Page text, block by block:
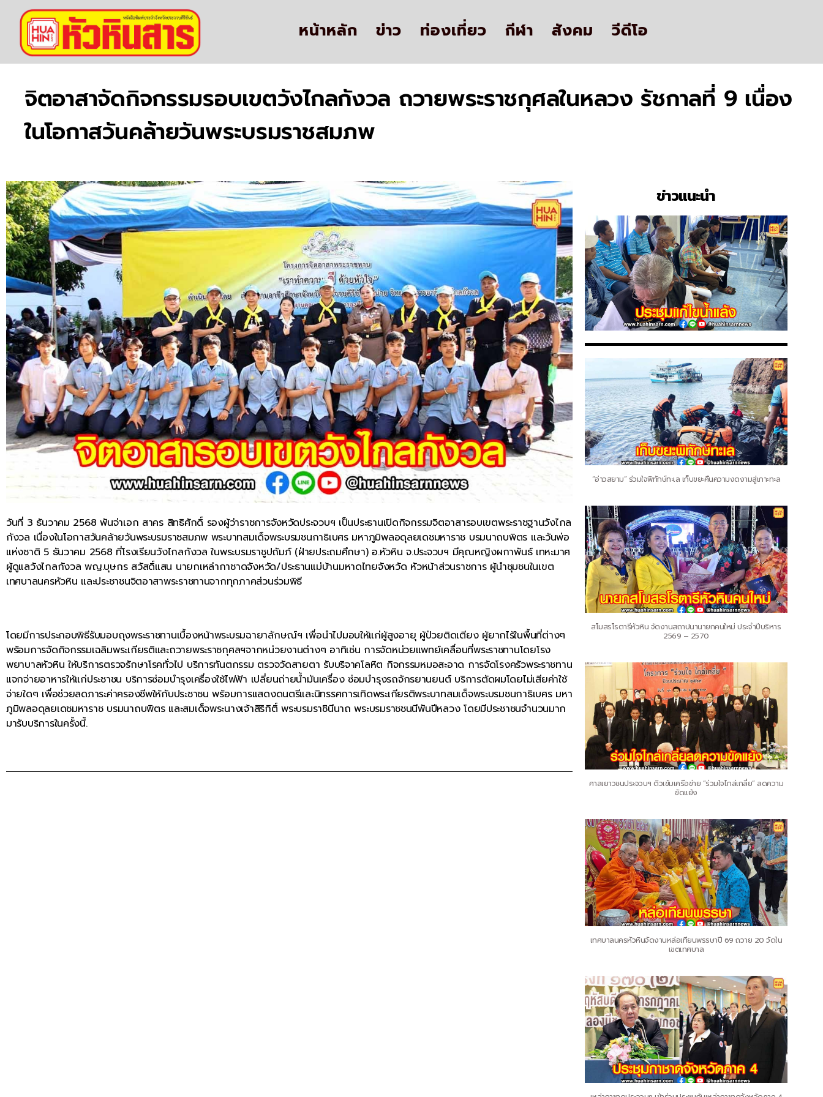
หน้าหลัก ข่าว ท่องเที่ยว กีฬา สังคม วีดีโอ
จิตอาสาจัดกิจกรรมรอบเขตวังไกลกังวล ถวายพระราชกุศลในหลวง รัชกาลที่ 9 เนื่อง
ในโอกาสวันคล้ายวันพระบรมราชสมภพ
วันที่ 3 ธันวาคม 2568 พันจ่าเอก สาคร สิทธิศักดิ์ รองผู้ว่าราชการจังหวัดประจวบฯ เป็นประธานเปิดกิจกรรมจิตอาสารอบเขตพระราชฐานวังไกล
กังวล เนื่องในโอกาสวันคล้ายวันพระบรมราชสมภพ พระบาทสมเด็จพระบรมชนกาธิเบศร มหาภูมิพลอดุลยเดชมหาราช บรมนาถบพิตร และวันพ่อ
แห่งชาติ 5 ธันวาคม 2568 ที่โรงเรียนวังไกลกังวล ในพระบรมราชูปถัมภ์ (ฝ่ายประถมศึกษา) อ.หัวหิน จ.ประจวบฯ มีคุณหญิงผกาพันธ์ เทหะมาศ
ผู้ดูแลวังไกลกังวล พญ.บุษกร สวัสดิ์แสน นายกเหล่ากาชาดจังหวัด/ประธานแม่บ้านมหาดไทยจังหวัด หัวหน้าส่วนราชการ ผู้นำชุมชนในเขต
เทศบาลนครหัวหิน และประชาชนจิตอาสาพระราชทานจากทุกภาคส่วนร่วมพิธี
โดยมีการประกอบพิธีรับมอบถุงพระราชทานเบื้องหน้าพระบรมฉายาลักษณ์ฯ เพื่อนำไปมอบให้แก่ผู้สูงอายุ ผู้ป่วยติดเตียง ผู้ยากไร้ในพื้นที่ต่างๆ
พร้อมการจัดกิจกรรมเฉลิมพระเกียรติและถวายพระราชกุศลฯจากหน่วยงานต่างๆ อาทิเช่น การจัดหน่วยแพทย์เคลื่อนที่พระราชทานโดยโรง
พยาบาลหัวหิน ให้บริการตรวจรักษาโรคทั่วไป บริการทันตกรรม ตรวจวัดสายตา รับบริจาคโลหิต กิจกรรมหมอสะอาด การจัดโรงครัวพระราชทาน
แจกจ่ายอาหารให้แก่ประชาชน บริการซ่อมบำรุงเครื่องใช้ไฟฟ้า เปลี่ยนถ่ายน้ำมันเครื่อง ซ่อมบำรุงรถจักรยานยนต์ บริการตัดผมโดยไม่เสียค่าใช้
จ่ายใดๆ เพื่อช่วยลดภาระค่าครองชีพให้กับประชาชน พร้อมการแสดงดนตรีและนิทรรศการเทิดพระเกียรติพระบาทสมเด็จพระบรมชนกาธิเบศร มหา
ภูมิพลอดุลยเดชมหาราช บรมนาถบพิตร และสมเด็จพระนางเจ้าสิริกิติ์ พระบรมราชินีนาถ พระบรมราชชนนีพันปีหลวง โดยมีประชาชนจำนวนมาก
มารับบริการในครั้งนี้.
ข่าวแนะนำ
“อ่าวสยาม” ร่วมใจพิทักษ์ทะเล เก็บขยะคืนความงดงามสู่เกาะทะล
สโมสรโรตารีหัวหิน จัดงานสถาปนานายกคนใหม่ ประจำปีบริหาร
2569 – 2570
ศาลเยาวชนประจวบฯ ติวเข้มเครือข่าย “ร่วมใจไกล่เกลี่ย” ลดความ
ขัดแย้ง
เทศบาลนครหัวหินจัดงานหล่อเทียนพรรษาปี 69 ถวาย 20 วัดใน
เขตเทศบาล